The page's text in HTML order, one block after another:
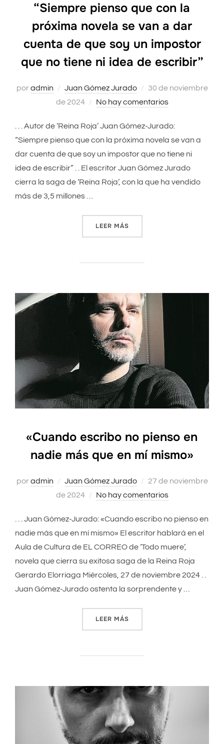
“Siempre pienso que con la
próxima novela se van a dar
cuenta de que soy un impostor
que no tiene ni idea de escribir”
poradmin Juan Gómez Jurado
Publicado
el
30 de noviembre
de 2024
No hay comentarios
. . . Autor de ‘Reina Roja’ Juan Gómez-Jurado:
“Siempre pienso que con la próxima novela se van a
dar cuenta de que soy un impostor que no tiene ni
idea de escribir” . . El escritor Juan Gómez Jurado
cierra la saga de ‘Reina Roja’, con la que ha vendido
más de 3,5 millones …
LEER MÁS
«Cuando escribo no pienso en
nadie más que en mí mismo»
poradmin Juan Gómez Jurado
Publicado
el
27 de noviembre
de 2024
No hay comentarios
. . . Juan Gómez-Jurado: «Cuando escribo no pienso en
nadie más que en mí mismo» El escritor hablará en el
Aula de Cultura de EL CORREO de ‘Todo muere’,
novela que cierra su exitosa saga de la Reina Roja
Gerardo Elorriaga Miércoles, 27 de noviembre 2024 . .
Juan Gómez-Jurado ostenta la sorprendente y …
LEER MÁS